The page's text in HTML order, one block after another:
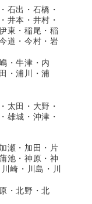
石出・石橋・
井本・井村・
東・稲尾・稲
道・今村・岩
・牛津・内
・浦川・浦
太田・大野・
雄城・沖津・
瀬・加田・片
池・神原・神
崎・川島・川
・北野・北